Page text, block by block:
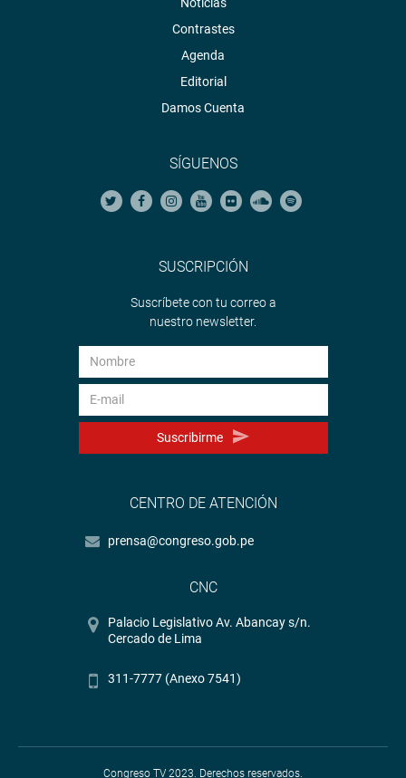
Contrastes
Agenda
Editorial
Damos Cuenta
SÍGUENOS
SUSCRIPCIÓN
Suscríbete con tu correo a
nuestro newsletter.
Suscribirme
CENTRO DE ATENCIÓN
prensa@congreso.gob.pe
CNC
Palacio Legislativo Av. Abancay s/n.
Cercado de Lima
311-7777 (Anexo 7541)
Congreso TV 2023. Derechos reservados.